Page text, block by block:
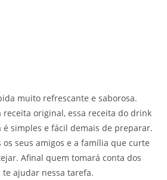
muito refrescante e saborosa.
receita original, essa receita do drink
é simples e fácil demais de preparar.
os seus amigos e a família que curte
Afinal quem tomará conta dos
ajudar nessa tarefa.